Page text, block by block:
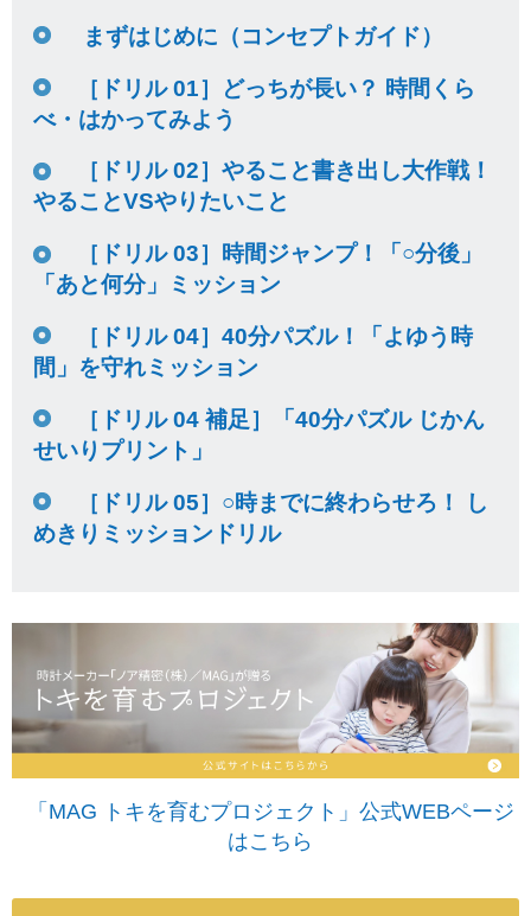
まずはじめに（コンセプトガイド）
［ドリル 01］どっちが長い？ 時間くら
べ・はかってみよう
［ドリル 02］やること書き出し大作戦！
やることVSやりたいこと
［ドリル 03］時間ジャンプ！「○分後」
「あと何分」ミッション
［ドリル 04］40分パズル！「よゆう時
間」を守れミッション
［ドリル 04 補足］「40分パズル じかん
せいりプリント」
［ドリル 05］○時までに終わらせろ！ し
めきりミッションドリル
「MAG トキを育むプロジェクト」公式WEBページ
はこちら